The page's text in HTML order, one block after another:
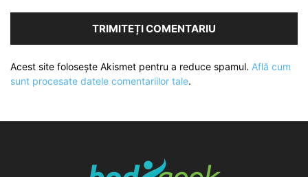
Acest site folosește Akismet pentru a reduce spamul. Află cum
sunt procesate datele comentariilor tale.